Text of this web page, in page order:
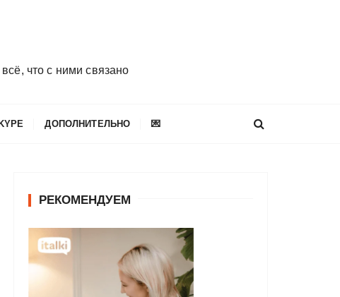
что с ними связано
ДОПОЛНИТЕЛЬНО 💌
РЕКОМЕНДУЕМ